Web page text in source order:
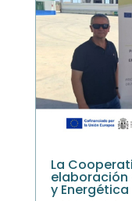
La
elaboración
y Energética